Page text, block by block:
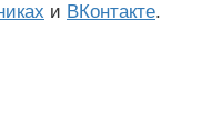
и ВКонтакте.